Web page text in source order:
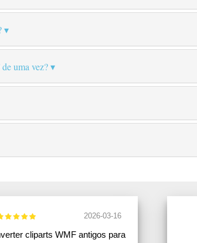
uma vez?
2026-03-16
cliparts WMF antigos para